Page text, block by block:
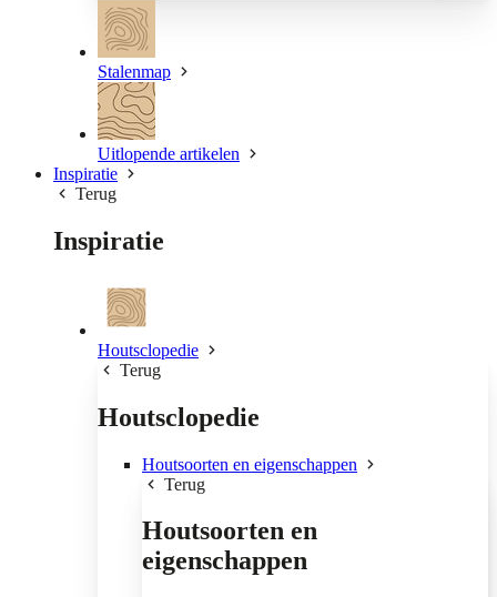
Stalenmap
Uitlopende artikelen
Inspiratie
Terug
Inspiratie
Houtsclopedie
Terug
Houtsclopedie
Houtsoorten en eigenschappen
Terug
Houtsoorten en
eigenschappen